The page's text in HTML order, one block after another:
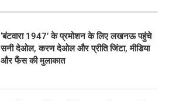
‘बंटवारा 1947’ के प्रमोशन के लिए लखनऊ पहुंचे
सनी देओल, करण देओल और प्रीति जिंटा, मीडिया
और फैंस की मुलाकात